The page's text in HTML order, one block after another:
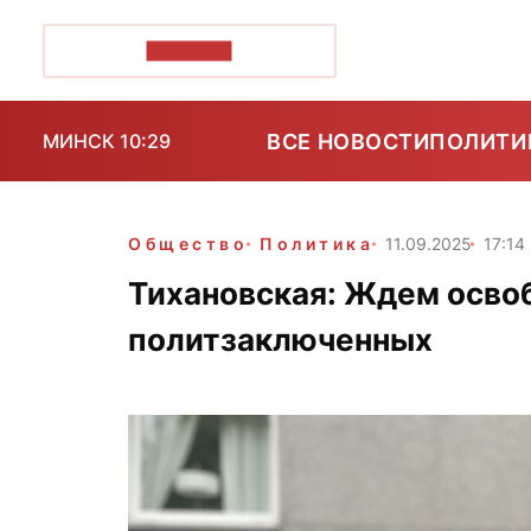
МИНСК 10:29 ВСЕ НОВОСТИ
Общество Политика 11.09.2025 17:14
Тихановская: Ждем
политзаключенных